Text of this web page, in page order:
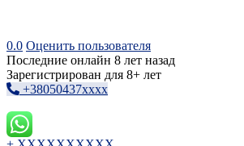
0.0 Оценить пользователя
Последние онлайн 8 лет назад
Зарегистрирован для 8+ лет
+38050437xxxx